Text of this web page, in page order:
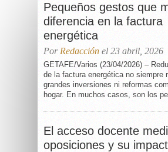
Pequeños gestos que
diferencia en la factura
energética
Por Redacción el 23 abril, 2026
GETAFE/Varios (23/04/2026) –
de la factura energética no siempre
grandes inversiones ni reformas
hogar. En muchos casos, son los
El acceso docente
oposiciones y su